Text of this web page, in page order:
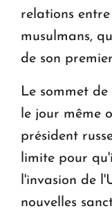
relations
musulmans,
de son
Le sommet
le jour même
président
limite pour
l'invasion de
nouvelles